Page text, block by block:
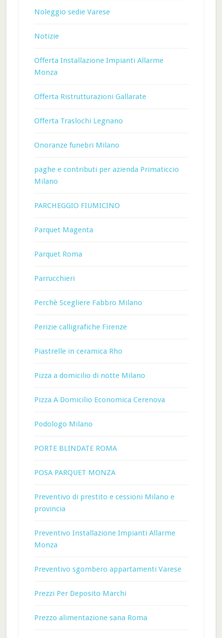
Noleggio sedie Varese
Notizie
Offerta Installazione Impianti Allarme
Monza
Offerta Ristrutturazioni Gallarate
Offerta Traslochi Legnano
Onoranze funebri Milano
paghe e contributi per azienda Primaticcio
Milano
PARCHEGGIO FIUMICINO
Parquet Magenta
Parquet Roma
Parrucchieri
Perchè Scegliere Fabbro Milano
Perizie calligrafiche Firenze
Piastrelle in ceramica Rho
Pizza a domicilio di notte Milano
Pizza A Domicilio Economica Cerenova
Podologo Milano
PORTE BLINDATE ROMA
POSA PARQUET MONZA
Preventivo di prestito e cessioni Milano e
provincia
Preventivo Installazione Impianti Allarme
Monza
Preventivo sgombero appartamenti Varese
Prezzi Per Deposito Marchi
Prezzo alimentazione sana Roma